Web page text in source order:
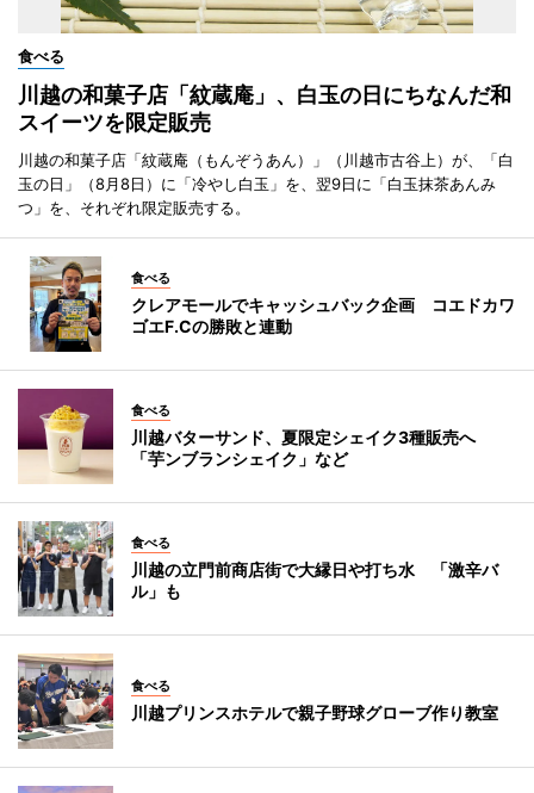
食べる
川越の和菓子店「紋蔵庵」、白玉の日にちなんだ和
スイーツを限定販売
川越の和菓子店「紋蔵庵（もんぞうあん）」（川越市古谷上）が、「白
玉の日」（8月8日）に「冷やし白玉」を、翌9日に「白玉抹茶あんみ
つ」を、それぞれ限定販売する。
食べる
クレアモールでキャッシュバック企画 コエドカワ
ゴエF.Cの勝敗と連動
食べる
川越バターサンド、夏限定シェイク3種販売へ
「芋ンブランシェイク」など
食べる
川越の立門前商店街で大縁日や打ち水 「激辛バ
ル」も
食べる
川越プリンスホテルで親子野球グローブ作り教室